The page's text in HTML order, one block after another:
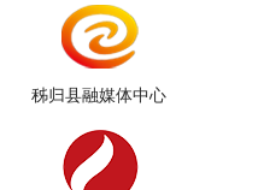
秭归县融媒体中心